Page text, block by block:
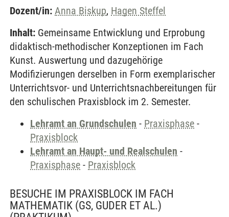
Dozent/in: Anna Biskup, Hagen Steffel
Inhalt: Gemeinsame Entwicklung und Erprobung
didaktisch-methodischer Konzeptionen im Fach
Kunst. Auswertung und dazugehörige
Modifizierungen derselben in Form exemplarischer
Unterrichtsvor- und Unterrichtsnachbereitungen für
den schulischen Praxisblock im 2. Semester.
Lehramt an Grundschulen - Praxisphase -
Praxisblock
Lehramt an Haupt- und Realschulen -
Praxisphase - Praxisblock
BESUCHE IM PRAXISBLOCK IM FACH
MATHEMATIK (GS, GUDER ET AL.)